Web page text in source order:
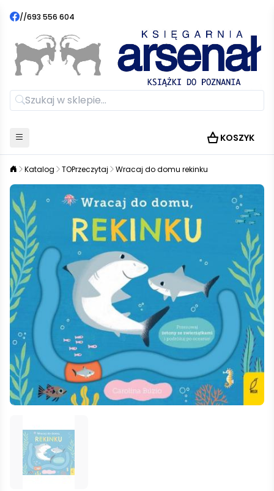
//693 556 604
KOSZYK
Katalog TOPrzeczytaj Wracaj do domu rekinku